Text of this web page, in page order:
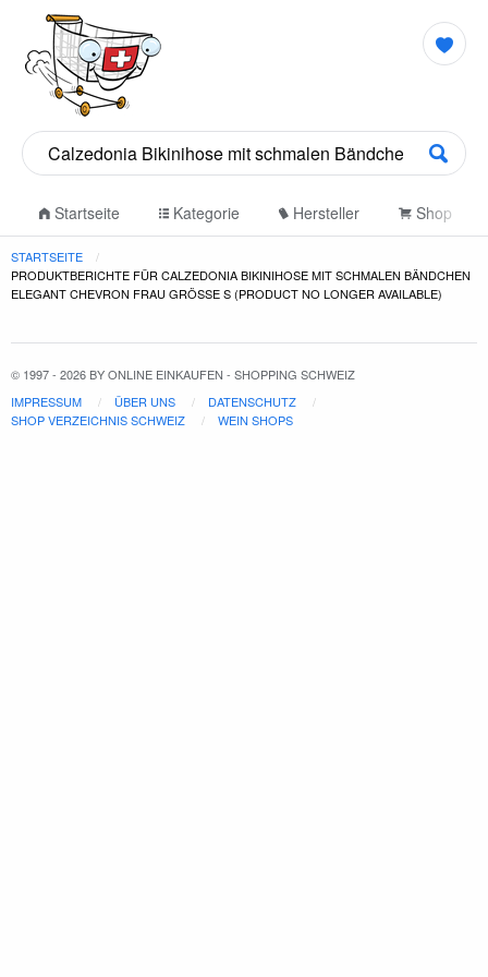
Startseite Kategorie Hersteller Shop
STARTSEITE
PRODUKTBERICHTE FÜR CALZEDONIA BIKINIHOSE MIT SCHMALEN BÄNDCHEN
ELEGANT CHEVRON FRAU GRÖSSE S (PRODUCT NO LONGER AVAILABLE)
© 1997 - 2026 BY ONLINE EINKAUFEN - SHOPPING SCHWEIZ
IMPRESSUM
ÜBER UNS
DATENSCHUTZ
SHOP VERZEICHNIS SCHWEIZ
WEIN SHOPS